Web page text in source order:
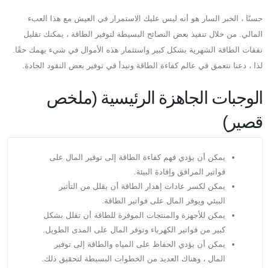
حسنًا ، الخبر السار هو أنه ليس عليك الاستمرار في العيش مع هذا العبء
المالي. من خلال تنفيذ بعض النصائح البسيطة لتوفير الطاقة ، يمكنك تقليل
نفقات الطاقة الشهرية بشكل كبير واستثمار هذه الأموال في شيء يهمك حقًا.
لذا ، دعنا نتعمق في عالم كفاءة الطاقة ونبدأ في توفير بعض النقود الجادة.
الوجبات الجاهزة الرئيسية (ملخص
قصير)
يمكن أن يؤدي فهم كفاءة الطاقة إلى توفير المال على
فواتير المرافق وإفادة البيئة.
يمكن لكسر عادات إهدار الطاقة أن يقلل من التأثير
البيئي ويوفر المال على فواتير الطاقة.
يمكن للأجهزة والمنتجات الموفرة للطاقة أن تقلل بشكل
كبير من فواتير الكهرباء وتوفر المال على المدى الطويل.
يمكن أن يؤدي الحفاظ على المياه والطاقة إلى توفير
المال ، وهناك العديد من الخطوات البسيطة لتحقيق ذلك.